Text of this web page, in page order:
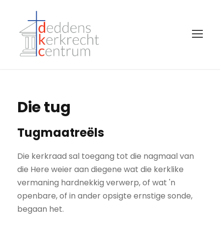
Die tug
Tugmaatreëls
Die kerkraad sal toegang tot die nagmaal van
die Here weier aan diegene wat die kerklike
vermaning hardnekkig verwerp, of wat 'n
openbare, of in ander opsigte ernstige sonde,
begaan het.